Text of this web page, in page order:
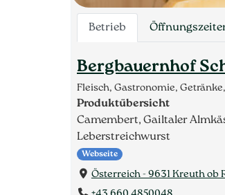
Betrieb
Bergbauernhof
Fleisch, Gastronomie,
Produktübersicht
Camembert, Gailtaler
Leberstreichwurst
Webseite
Österreich - 9631 Kreuth ob